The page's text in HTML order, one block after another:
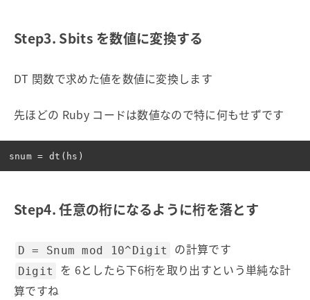
Step3. Sbits を数値に変換する
DT 関数で求めた値を数値に変換します
先ほどの Ruby コードは数値なので特に何もせずです
snum = dt ( hs )
Step4. 任意の桁になるように桁を落とす
D = Snum mod 10^Digit の計算です
Digit
を 6としたら下6桁を取り出すという単純な計
算ですね